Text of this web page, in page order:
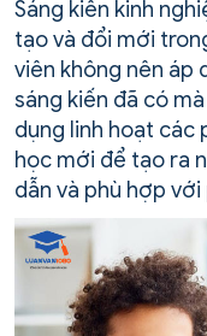
Sáng kiến kinh
tạo và đổi mới
viên không nên áp
sáng kiến đã có
dụng linh hoạt các
học mới để tạo ra
dẫn và phù hợp